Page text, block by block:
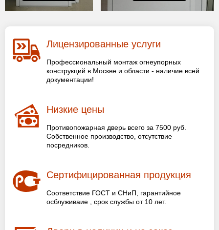
Лицензированные услуги
Профессиональный монтаж огнеупорных
конструкций в Москве и области - наличие всей
документации!
Низкие цены
Противопожарная дверь всего за 7500 руб.
Собственное производство, отсутствие
посредников.
Сертифицированная продукция
Соответствие ГОСТ и СНиП, гарантийное
осблуживаие , срок службы от 10 лет.